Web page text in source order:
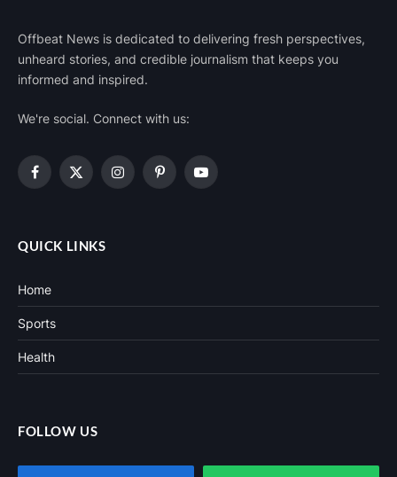
Offbeat News is dedicated to delivering fresh perspectives,
unheard stories, and credible journalism that keeps you
informed and inspired.
We're social. Connect with us:
Facebook
X
InstagramPinterestYouTube
QUICK LINKS
Home
Sports
Health
FOLLOW US